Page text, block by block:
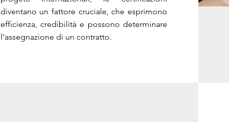
diventano un fattore cruciale, che esprimono
efficienza, credibilità e possono determinare
l’assegnazione di un contratto.